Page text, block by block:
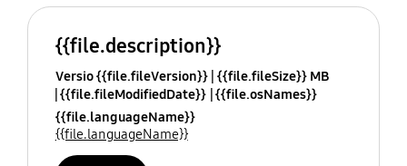
{{file.description}}
Versio {{file.fileVersion}} {{file.fileSize}} MB
{{file.fileModifiedDate}} {{file.osNames}}
{{file.languageName}}
{{file.languageName}}